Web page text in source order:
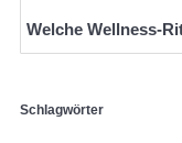
Welche Wellness-
Schlagwörter